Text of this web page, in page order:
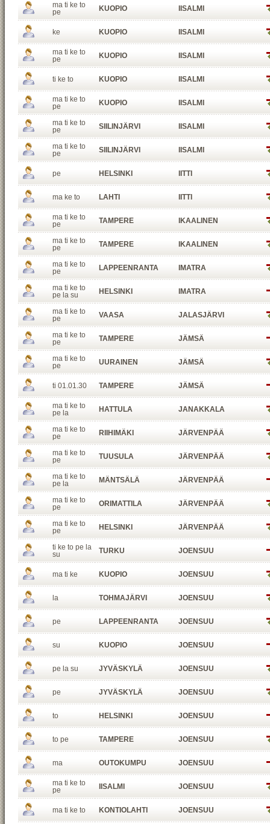
ma ti ke to
pe
KUOPIO IISALMI
ke KUOPIO IISALMI
ma ti ke to
pe
KUOPIO IISALMI
ti ke to KUOPIO IISALMI
ma ti ke to
pe
KUOPIO IISALMI
ma ti ke to
pe
SIILINJÄRVI IISALMI
ma ti ke to
pe
SIILINJÄRVI IISALMI
pe HELSINKI IITTI
ma ke to LAHTI IITTI
ma ti ke to
pe
TAMPERE IKAALINEN
ma ti ke to
pe
TAMPERE IKAALINEN
ma ti ke to
pe
LAPPEENRANTA IMATRA
ma ti ke to
pe la su
HELSINKI IMATRA
ma ti ke to
pe
VAASA JALASJÄRVI
ma ti ke to
pe
TAMPERE JÄMSÄ
ma ti ke to
pe
UURAINEN JÄMSÄ
ti 01.01.30 TAMPERE JÄMSÄ
ma ti ke to
pe la
HATTULA JANAKKALA
ma ti ke to
pe
RIIHIMÄKI JÄRVENPÄÄ
ma ti ke to
pe
TUUSULA JÄRVENPÄÄ
ma ti ke to
pe la
MÄNTSÄLÄ JÄRVENPÄÄ
ma ti ke to
pe
ORIMATTILA JÄRVENPÄÄ
ma ti ke to
pe
HELSINKI JÄRVENPÄÄ
ti ke to pe la
su
TURKU JOENSUU
ma ti ke KUOPIO JOENSUU
la TOHMAJÄRVI JOENSUU
pe LAPPEENRANTA JOENSUU
su KUOPIO JOENSUU
pe la su JYVÄSKYLÄ JOENSUU
pe JYVÄSKYLÄ JOENSUU
to HELSINKI JOENSUU
to pe TAMPERE JOENSUU
ma OUTOKUMPU JOENSUU
ma ti ke to
pe
IISALMI JOENSUU
ma ti ke to KONTIOLAHTI JOENSUU